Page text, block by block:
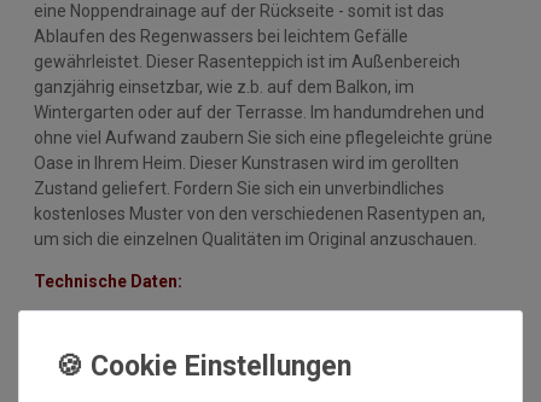
eine Noppendrainage auf der Rückseite - somit ist das
Ablaufen des Regenwassers bei leichtem Gefälle
gewährleistet. Dieser Rasenteppich ist im Außenbereich
ganzjährig einsetzbar, wie z.b. auf dem Balkon, im
Wintergarten oder auf der Terrasse. Im handumdrehen und
ohne viel Aufwand zaubern Sie sich eine pflegeleichte grüne
Oase in Ihrem Heim. Dieser Kunstrasen wird im gerollten
Zustand geliefert. Fordern Sie sich ein unverbindliches
kostenloses Muster von den verschiedenen Rasentypen an,
um sich die einzelnen Qualitäten im Original anzuschauen.
Technische Daten:
Material: 100 % Polypropylen
weiche Vliesoberfläche